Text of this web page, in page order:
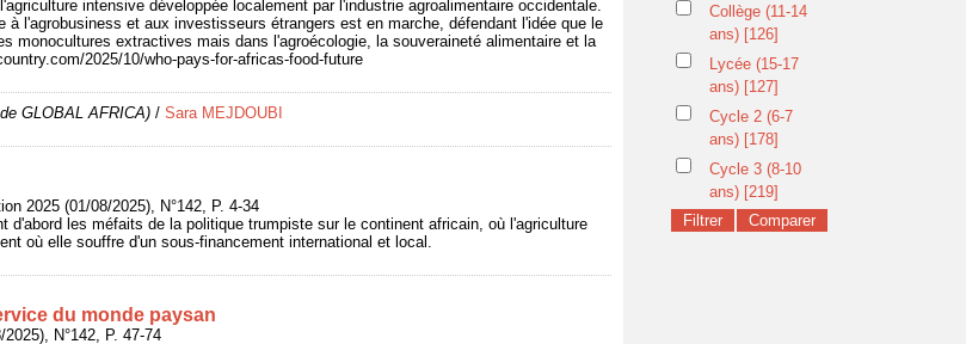
intensive développée localement par l'industrie agroalimentaire occidentale.
à l'agrobusiness et aux investisseurs étrangers est en marche, défendant l'idée que le
monocultures extractives mais dans l'agroécologie, la souveraineté alimentaire et la
2025/10/who-pays-for-africas-food-future
GLOBAL AFRICA) / Sara MEJDOUBI
2025 (01/08/2025), N°142, P. 4-34
d'abord les méfaits de la politique trumpiste sur le continent africain, où l'agriculture
où elle souffre d'un sous-financement international et local.
du monde paysan
N°142, P. 47-74
Collège (11-14
ans) [126]
Lycée (15-17
ans) [127]
Cycle 2 (6-7
ans) [178]
Cycle 3 (8-10
ans) [219]